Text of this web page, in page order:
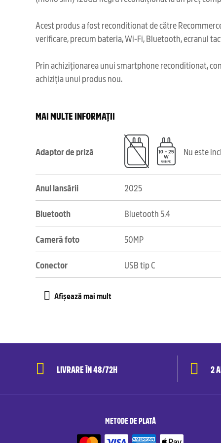
Acest produs a fost reconditionat de către
verificare, precum bateria, Wi-Fi, Bluetooth, ecranul
Prin achiziționarea unui smartphone reconditionat,
achiziția unui produs nou.
MAI MULTE INFORMAȚII
Adaptor de priză Nu este
Anul lansării 2025
Bluetooth Bluetooth 5.4
Cameră foto 50MP
Conector USB tip C
LIVRARE ÎN 48/72H 2
METODE DE PLATĂ